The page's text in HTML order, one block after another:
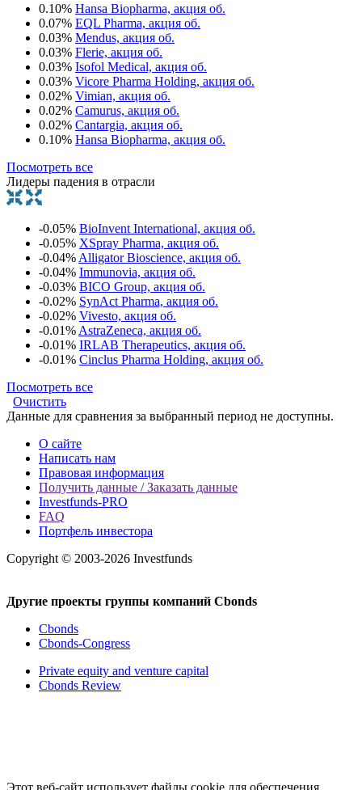
0.10% Hansa Biopharma, акция об.
0.07% EQL Pharma, акция об.
0.03% Mendus, акция об.
0.03% Flerie, акция об.
0.03% Isofol Medical, акция об.
0.03% Vicore Pharma Holding, акция об.
0.02% Vimian, акция об.
0.02% Camurus, акция об.
0.02% Cantargia, акция об.
0.10% Hansa Biopharma, акция об.
Посмотреть все
Лидеры падения в отрасли
-0.05% BioInvent International, акция об.
-0.05% XSpray Pharma, акция об.
-0.04% Alligator Bioscience, акция об.
-0.04% Immunovia, акция об.
-0.03% BICO Group, акция об.
-0.02% SynAct Pharma, акция об.
-0.02% Vivesto, акция об.
-0.01% AstraZeneca, акция об.
-0.01% IRLAB Therapeutics, акция об.
-0.01% Cinclus Pharma Holding, акция об.
Посмотреть все
Очистить
Данные для сравнения за выбранный период не доступны.
О сайте
Написать нам
Правовая информация
Получить данные / Заказать данные
Investfunds-PRO
FAQ
Портфель инвестора
Copyright © 2003-2026 Investfunds
Другие проекты группы компаний Cbonds
Cbonds
Cbonds-Congress
Private equity and venture capital
Cbonds Review
Этот веб-сайт использует файлы cookie для обеспечения